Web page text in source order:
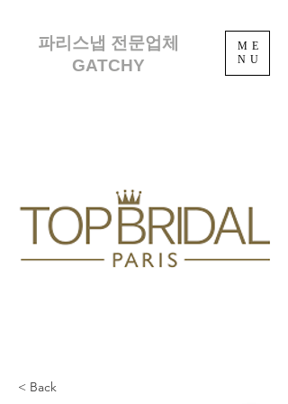
ME
NU
파리스냅 전문업체
GATCHY
< Back